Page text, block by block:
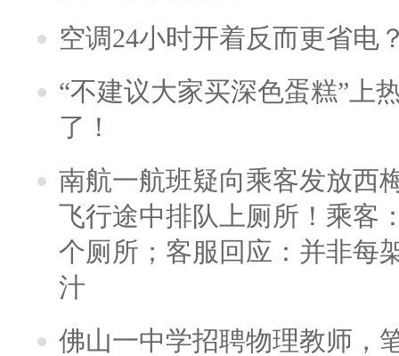
空调24小时开着反而更省电
“不建议大家买深色蛋糕”上
了！
南航一航班疑向乘客发放西
飞行途中排队上厕所！乘客
个厕所；客服回应：并非每
汁
佛山一中学招聘物理教师，